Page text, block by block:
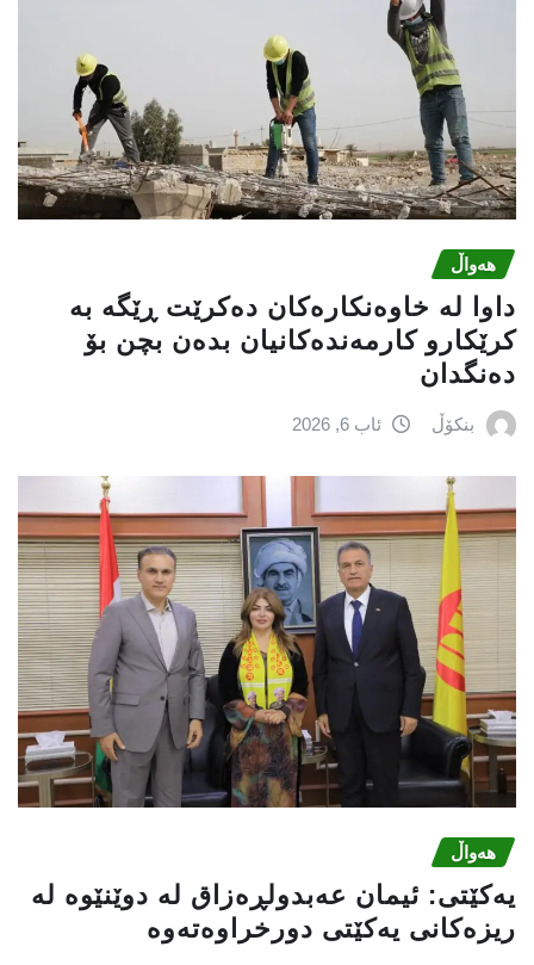
هەواڵ
داوا لە خاوەنکارەکان دەکرێت ڕێگە بە
کرێکارو کارمەندەکانیان بدەن بچن بۆ
دەنگدان
بنکۆڵ ئاب 6, 2026
هەواڵ
یه‌كێتی: ئیمان عه‌بدولڕه‌زاق له‌ دوێنێوه‌ له‌
ریزه‌كانی یه‌كێتی دورخراوه‌ته‌وه‌